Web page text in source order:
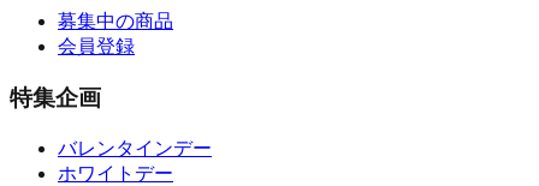
募集中の商品
会員登録
特集企画
バレンタインデー
ホワイトデー